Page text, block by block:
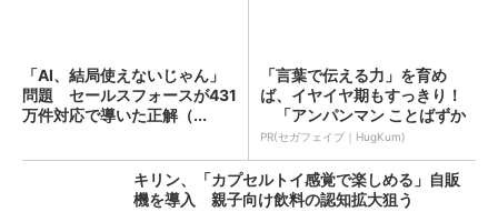
「AI、結局使えないじゃん」
問題 セールスフォースが431
万件対応で導いた正解（...
「言葉で伝える力」を育め
ば、イヤイヤ期もすっきり！
「アンパンマン ことばずか
ん...
PR(セガフェイブ｜HugKum)
キリン、「カプセルトイ感覚で楽しめる」自販
機を導入 親子向け飲料の認知拡大狙う